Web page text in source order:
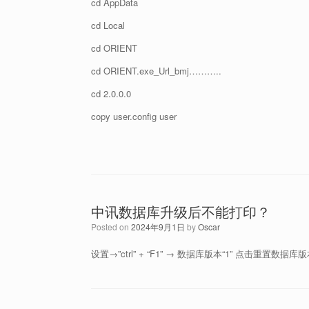
cd Local
cd ORIENT
cd ORIENT.exe_Url_bmj………..
cd 2.0.0.0
copy user.config user
中讯数据库升级后不能打印？
Posted on 2024年9月1日 byOscar
设置→”ctrl” + “F1” → 数据库版本“1” 点击重置数据